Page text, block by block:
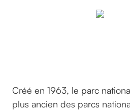
Créé en 1963, le parc
plus ancien des parcs